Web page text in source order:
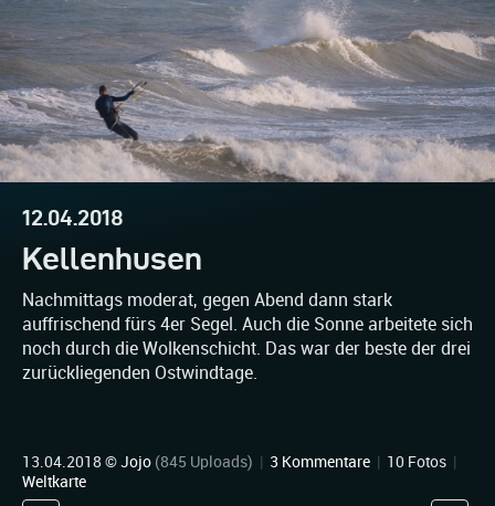
12.04.2018
Kellenhusen
Nachmittags moderat, gegen Abend dann stark
auffrischend fürs 4er Segel. Auch die Sonne arbeitete sich
noch durch die Wolkenschicht. Das war der beste der drei
zurückliegenden Ostwindtage.
13.04.2018 ©Jojo (845 Uploads) | 3 Kommentare | 10 Fotos |
Weltkarte